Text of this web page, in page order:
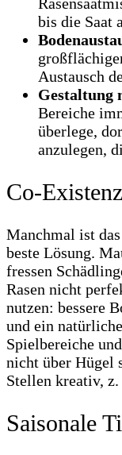
bis die Saat
Austausch
Gestaltung
Bereiche
überlege,
anzulegen,
Co-
Manchmal ist
beste Lösung.
fressen
Rasen nicht
nutzen: bessere
und ein
Spielbereiche
nicht über Hügel
Stellen kreativ,
Saisonale